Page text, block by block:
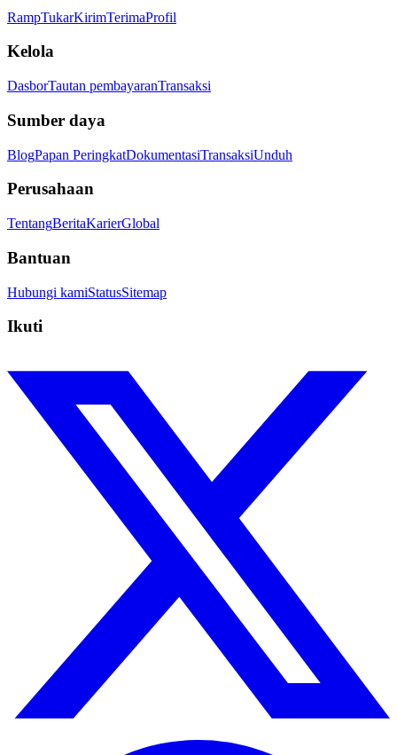
RampTukarKirimTerimaProfil
Kelola
DasborTautan pembayaranTransaksi
Sumber daya
BlogPapan PeringkatDokumentasiTransaksiUnduh
Perusahaan
TentangBeritaKarierGlobal
Bantuan
Hubungi kamiStatusSitemap
Ikuti